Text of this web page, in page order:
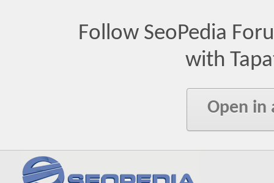
Follow SeoPedia
with
Open in